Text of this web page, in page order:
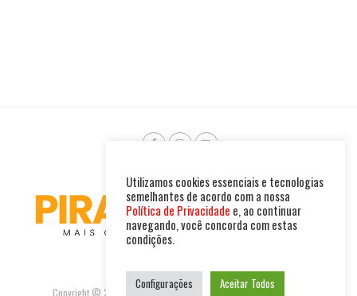
Copyright © 2025. Todos os direitos reservados. PIRAMBU NEWS
Utilizamos cookies essenciais e tecnologias
semelhantes de acordo com a nossa
Política de Privacidade e, ao continuar
navegando, você concorda com estas
condições.
Configurações Aceitar Todos